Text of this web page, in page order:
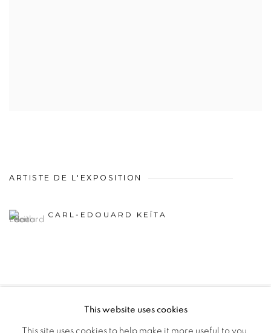
ARTISTE DE L'EXPOSITION
CARL-EDOUARD KEÏTA
MANAGE COOKIES
This website uses cookies
This site uses cookies to help make it more useful to you.